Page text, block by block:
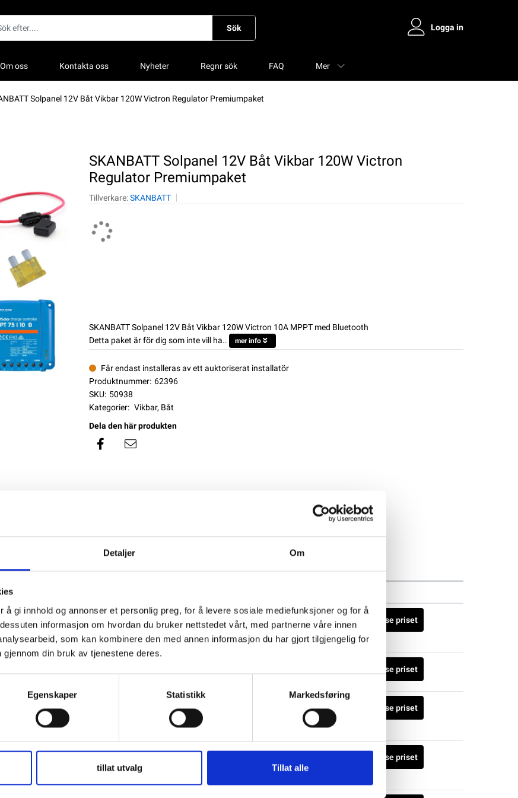
Detaljer Om
å gi innhold og annonser et personlig preg, for å levere sosiale mediefunksjoner og for å
informasjon om hvordan du bruker nettstedet vårt, med partnerne våre innen
som kan kombinere den med annen informasjon du har gjort tilgjengelig for
din bruk av tjenestene deres.
Egenskaper Statistikk Markedsføring
tillat utvalg Tillat alle
Sök Logga in
Om oss Kontakta oss Nyheter Regnr sök FAQ Mer
Solpanel 12V Båt Vikbar 120W Victron Regulator Premiumpaket
SKANBATT Solpanel 12V Båt Vikbar 120W Victron
Regulator Premiumpaket
Tillverkare:SKANBATT
SKANBATT Solpanel 12V Båt Vikbar 120W Victron 10A MPPT med Bluetooth
Detta paket är för dig som inte vill ha..
mer info
Får endast installeras av ett auktoriserat installatör
Produktnummer: 62396
SKU: 50938
Kategorier: Vikbar, Båt
Dela den här produkten
Contents
solcellsregulator 15A Logga in för att se priset
Logga in för att se priset
bladsäkringar) Logga in för att se priset
Logga in för att se priset